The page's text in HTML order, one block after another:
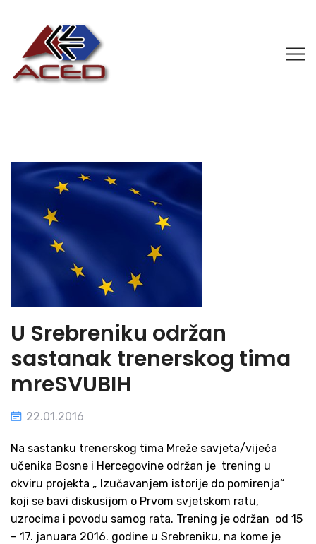
U Srebreniku održan
sastanak trenerskog tima
mreSVUBIH
22.01.2016
Na sastanku trenerskog tima Mreže savjeta/vijeća
učenika Bosne i Hercegovine održan je trening u
okviru projekta „ Izučavanjem istorije do pomirenja“
koji se bavi diskusijom o Prvom svjetskom ratu,
uzrocima i povodu samog rata. Trening je održan od 15
– 17. januara 2016. godine u Srebreniku, na kome je